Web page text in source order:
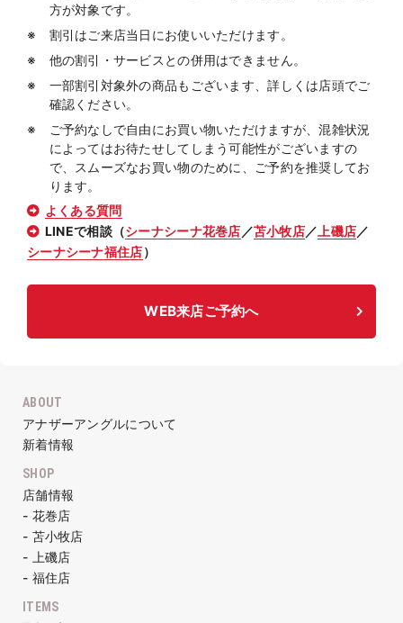
方が対象です。
割引はご来店当日にお使いいただけます。
他の割引・サービスとの併用はできません。
一部割引対象外の商品もございます、詳しくは店頭でご
確認ください。
ご予約なしで自由にお買い物いただけますが、混雑状況
によってはお待たせしてしまう可能性がございますの
で、スムーズなお買い物のために、ご予約を推奨してお
ります。
よくある質問
LINEで相談（シーナシーナ花巻店 ／苫小牧店／ 上磯店／
シーナシーナ福住店）
WEB来店ご予約へ
ABOUT
アナザーアングルについて
新着情報
SHOP
店舗情報
- 花巻店
- 苫小牧店
- 上磯店
- 福住店
ITEMS